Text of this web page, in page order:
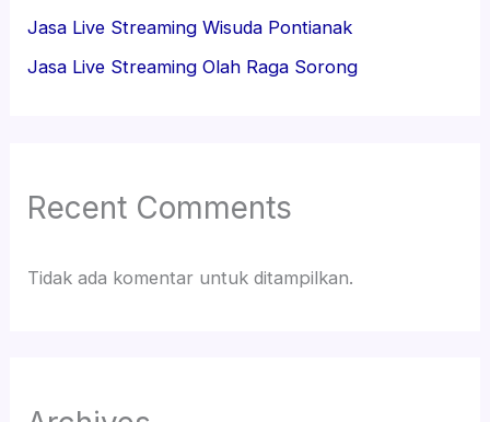
Jasa Live Streaming Wisuda Pontianak
Jasa Live Streaming Olah Raga Sorong
Recent Comments
Tidak ada komentar untuk ditampilkan.